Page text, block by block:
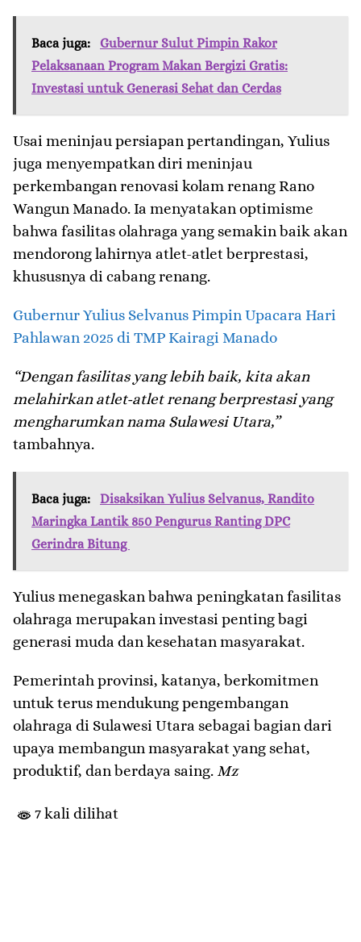
Baca juga:
Gubernur Sulut Pimpin Rakor
Pelaksanaan Program Makan Bergizi Gratis:
Investasi untuk Generasi Sehat dan Cerdas
Usai meninjau persiapan pertandingan, Yulius
juga menyempatkan diri meninjau
perkembangan renovasi kolam renang Rano
Wangun Manado. Ia menyatakan optimisme
bahwa fasilitas olahraga yang semakin baik akan
mendorong lahirnya atlet-atlet berprestasi,
khususnya di cabang renang.
Gubernur Yulius Selvanus Pimpin Upacara Hari
Pahlawan 2025 di TMP Kairagi Manado
“Dengan fasilitas yang lebih baik, kita akan
melahirkan atlet-atlet renang berprestasi yang
mengharumkan nama Sulawesi Utara,”
tambahnya.
Baca juga:
Disaksikan Yulius Selvanus, Randito
Maringka Lantik 850 Pengurus Ranting DPC
Gerindra Bitung
Yulius menegaskan bahwa peningkatan fasilitas
olahraga merupakan investasi penting bagi
generasi muda dan kesehatan masyarakat.
Pemerintah provinsi, katanya, berkomitmen
untuk terus mendukung pengembangan
olahraga di Sulawesi Utara sebagai bagian dari
upaya membangun masyarakat yang sehat,
produktif, dan berdaya saing. Mz
7 kali dilihat